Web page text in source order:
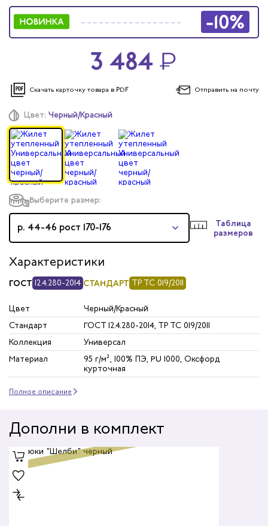
Цвет: Черный/Красный
Выберите размер:
р. 44-46 рост 170-176
Таблица
размеров
Характеристики
ГОСТ 12.4.280-2014 СТАНДАРТ ТР ТС 019/2011
Цвет
Черный/Красный
Стандарт
ГОСТ 12.4.280-2014, ТР ТС 019/2011
Коллекция
Универсал
Материал
95 г/м², 100% ПЭ, PU 1000, Оксфорд
курточная
Полное описание
3 484 ₽
Скачать карточку товара в PDF Отправить на почту
Дополни в комплект